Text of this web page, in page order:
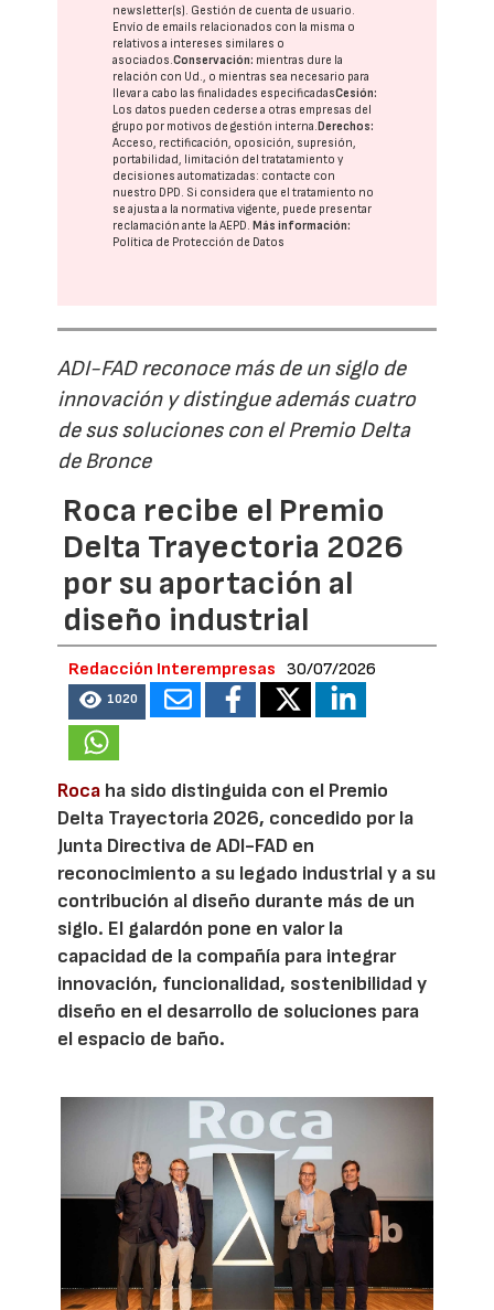
newsletter(s). Gestión de cuenta de usuario.
Envío de emails relacionados con la misma o
relativos a intereses similares o
asociados.Conservación: mientras dure la
relación con Ud., o mientras sea necesario para
llevar a cabo las finalidades especificadasCesión:
Los datos pueden cederse a otras empresas del
grupo por motivos de gestión interna. Derechos:
Acceso, rectificación, oposición, supresión,
portabilidad, limitación del tratatamiento y
decisiones automatizadas: contacte con
nuestro DPD. Si considera que el tratamiento no
se ajusta a la normativa vigente, puede presentar
reclamación ante laAEPD. Más información:
Política de Protección de Datos
ADI-FAD reconoce más de un siglo de
innovación y distingue además cuatro
de sus soluciones con el Premio Delta
de Bronce
Roca recibe el Premio
Delta Trayectoria 2026
por su aportación al
diseño industrial
Redacción Interempresas 30/07/2026
1020
Roca ha sido distinguida con el Premio
Delta Trayectoria 2026, concedido por la
Junta Directiva de ADI-FAD en
reconocimiento a su legado industrial y a su
contribución al diseño durante más de un
siglo. El galardón pone en valor la
capacidad de la compañía para integrar
innovación, funcionalidad, sostenibilidad y
diseño en el desarrollo de soluciones para
el espacio de baño.